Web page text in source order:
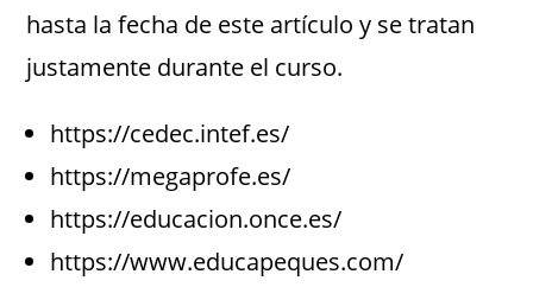
hasta la fecha de este artículo y se tratan
justamente durante el curso.
https://cedec.intef.es/
https://megaprofe.es/
https://educacion.once.es/
https://www.educapeques.com/